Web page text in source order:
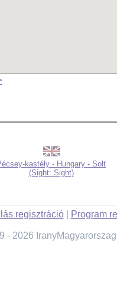
kastély - Hungary - Solt
(Sight: Sight)
regisztráció| Program
- 2026